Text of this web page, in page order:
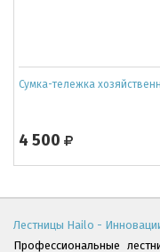
Сумка-тележка
4 500
Лестницы Hailo -
Профессиональные